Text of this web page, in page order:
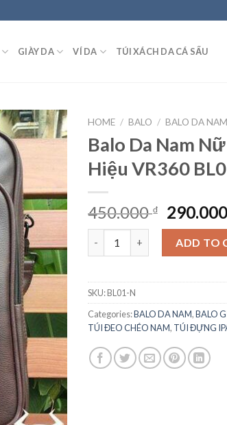
GIÀY DA VÍ DA TÚI XÁCH DA CÁ SẤU
HOME / BALO / BALO DA NAM
Balo Da Nam
Hiệu VR360
450.000₫ 290.000
ADD TO
SKU:BL01-N
Categories:BALO DA NAM,BALO
TÚI ĐEO CHÉO NAM, TÚI ĐỰNG